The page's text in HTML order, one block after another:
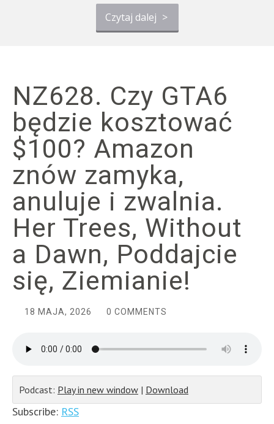
Czytaj dalej >
NZ628. Czy GTA6
będzie kosztować
$100? Amazon
znów zamyka,
anuluje i zwalnia.
Her Trees, Without
a Dawn, Poddajcie
się, Ziemianie!
18 MAJA, 2026 0 COMMENTS
Podcast: Play in new window | Download
Subscribe: RSS